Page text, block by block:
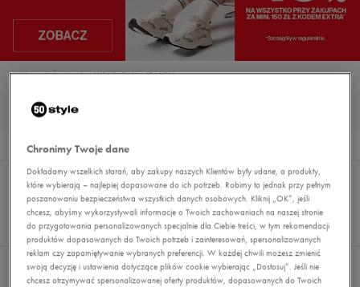
STRONA GŁÓWNA NIKE RENEW IN-SEASON
DAMSKIE NIKE RENEW IN-SEASON
0
Wyników
Sortuj:
REKOMENDOWANE
FILTRUJ
Pokaż
60
z 0
Nie wybrano filtrów
Chronimy Twoje dane
Dokładamy wszelkich starań, aby zakupy naszych Klientów były udane, a produkty,
które wybierają – najlepiej dopasowane do ich potrzeb. Robimy to jednak przy pełnym
poszanowaniu bezpieczeństwa wszystkich danych osobowych. Kliknij „OK”, jeśli
chcesz, abyśmy wykorzystywali informacje o Twoich zachowaniach na naszej stronie
do przygotowania personalizowanych specjalnie dla Ciebie treści, w tym rekomendacji
produktów dopasowanych do Twoich potrzeb i zainteresowań, spersonalizowanych
reklam czy zapamiętywanie wybranych preferencji. W każdej chwili możesz zmienić
swoją decyzję i ustawienia dotyczące plików cookie wybierając „Dostosuj”. Jeśli nie
chcesz otrzymywać spersonalizowanej oferty produktów, dopasowanych do Twoich